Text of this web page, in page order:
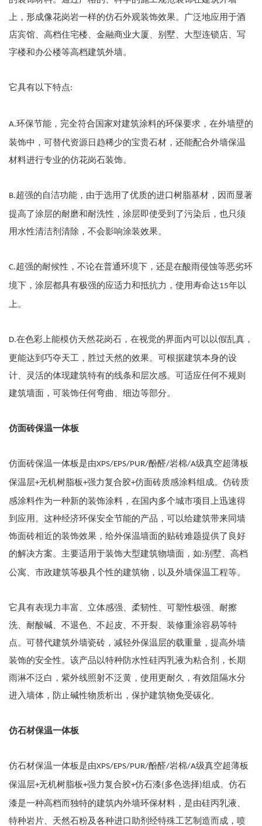
上，形成像花岗岩一样的仿石外观装饰效果。广泛地应用于酒
店宾馆、高档住宅楼、金融商业大厦、别墅、大型连锁店、写
字楼和办公楼等高档建筑外墙。
它具有以下特点:
A.环保节能，完全符合国家对建筑涂料的环保要求，在外墙壁的
装饰中，可替代资源日趋稀少的宝贵石材，还能配合外墙保温
材料进行专业的仿花岗石装饰。
B.超强的自洁功能，由于选用了优质的进口树脂基材，因而显著
提高了涂层的耐磨和耐洗性，涂层即使受到了污染后，也只须
用水性清洁剂清除，不会影响涂装效果。
C.超强的耐候性，不论在普通环境下，还是在酸雨侵蚀等恶劣环
境下，涂层都具有极强的应适力和抵抗力，使用寿命达15年以
上。
D.在色彩上能模仿天然花岗石，在视觉的界面内可以以假乱真，
更能达到巧夺天工，胜过天然的效果。可根据建筑本身的设
计、灵活的体现建筑特有的线条和层次感。可适应任何不规则
建筑墙面，可装饰任何弯曲、细边等部分。
仿面砖保温一体板
仿面砖保温一体板是由XPS/EPS/PUR/酚醛/岩棉/A级真空超薄板
保温层+无机树脂板+强力复合胶+仿面砖质感涂料组成。仿砖质
感涂料作为一种新的装饰涂料，在国内多个城市项目上迅速得
到应用。这种经济环保安全节能的产品，可以给建筑带来同墙
饰面砖相近的装饰效果，给外保温墙面的贴砖难题提供了良好
的解决方案。主要适用于装饰大型建筑物墙面，如:别墅、高档
公寓、市政建筑等极具个性的建筑物，以及外墙保温工程等。
它具有表现力丰富、立体感强、柔韧性、可塑性极强、耐擦
洗、耐酸碱、不退色、不起皮、不开裂、装修重涂容易等特
点。可替代建筑外墙瓷砖，减轻外保温层的载重量，提高外墙
装饰的安全性。该产品以特种防水性硅丙乳液为粘合剂，长期
雨淋不泛白，紫外线照射不泛黄，使用更耐久，有效阻隔水分
进入墙体，防止碱性物质析出，保护建筑物免受碳化。
仿石材保温一体板
仿石材保温一体板是由XPS/EPS/PUR/酚醛/岩棉/A级真空超薄板
保温层+无机树脂板+强力复合胶+仿石漆(多色选择)组成。仿石
漆是一种高档而独特的建筑内外墙环保材料，是由硅丙乳液、
特种岩片、天然石粉及各种进口助剂经特殊工艺制造而成，喷